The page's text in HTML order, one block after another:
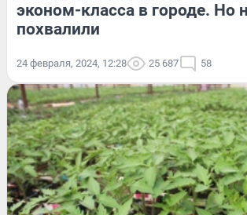
эконом-класса в городе. Но
похвалили
24 февраля, 2024, 12:28 25 687 58